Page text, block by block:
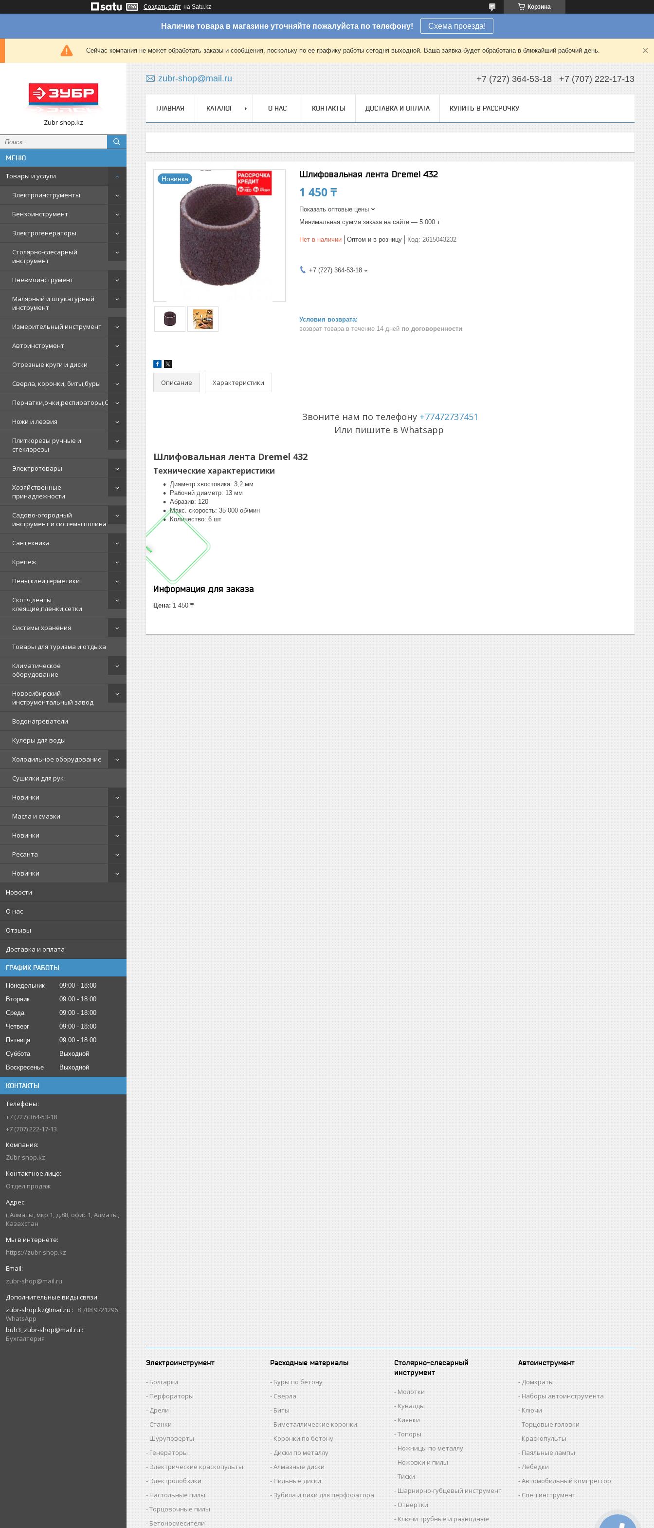
Создать сайт на Satu.kz Корзина
Наличие товара в магазине уточняйте пожалуйста по телефону! Схема проезда!
Сейчас компания не может обработать заказы и сообщения, поскольку по ее графику работы сегодня выходной. Ваша заявка будет обработана в ближайший рабочий день.
Zubr-shop.kz
Товары и услуги
Электроинструменты
Бензоинструмент
Электрогенераторы
Столярно-слесарный
инструмент
Пневмоинструмент
Малярный и штукатурный
инструмент
Измерительный инструмент
Автоинструмент
Отрезные круги и диски
Сверла, коронки, биты,буры
Перчатки,очки,респираторы,СИЗ
Ножи и лезвия
Плиткорезы ручные и
стеклорезы
Электротовары
Хозяйственные
принадлежности
Садово-огородный
инструмент и системы полива
Сантехника
Крепеж
Пены,клеи,герметики
Скотч,ленты
клеящие,пленки,сетки
Системы хранения
Товары для туризма и отдыха
Климатическое
оборудование
Новосибирский
инструментальный завод
Водонагреватели
Кулеры для воды
Холодильное оборудование
Сушилки для рук
Новинки
Масла и смазки
Новинки
Ресанта
Новинки
Новости
О нас
Отзывы
Доставка и оплата
ГРАФИК РАБОТЫ
Понедельник 09:00
18:00
Вторник
09:00
18:00
Среда
09:00
18:00
Четверг
09:00
18:00
Пятница
09:00
18:00
Суббота
Выходной
Воскресенье
Выходной
КОНТАКТЫ
+7 (727) 364-53-18
+7 (707) 222-17-13
Zubr-shop.kz
Отдел продаж
г.Алматы, мкр.1, д.88, офис 1, Алматы,
Казахстан
https://zubr-shop.kz
zubr-shop@mail.ru
zubr-shop.kz@mail.ru
8 708 9721296
WhatsApp
buh3_zubr-shop@mail.ru
Бухгалтерия
zubr-shop@mail.ru +7 (727) 364-53-18 +7 (707) 222-17-13
ГЛАВНАЯ КАТАЛОГ О НАС КОНТАКТЫ ДОСТАВКА И ОПЛАТА КУПИТЬ В РАССРОЧКУ
Новинка Шлифовальная лента Dremel 432
1 450 ₸
Показать оптовые цены
Минимальная сумма заказа на сайте — 5 000 ₸
Нет в наличии Оптом и в розницу Код: 2615043232
+7 (727) 364-53-18
возврат товара в течение 14 дней по договоренности
Описание Характеристики
Звоните нам по телефону +77472737451
Или пишите в Whatsapp
Шлифовальная лента Dremel 432
Технические характеристики
Диаметр хвостовика: 3,2 мм
Рабочий диаметр: 13 мм
Абразив: 120
Макс. скорость: 35 000 об/мин
Количество: 6 шт
Информация для заказа
Цена: 1 450 ₸
Электроинструмент
Болгарки
Перфораторы
Дрели
Станки
Шуруповерты
Генераторы
Электрические краскопульты
Электролобзики
Настольные пилы
Торцовочные пилы
Бетоносмесители
Расходные материалы
Буры по бетону
Сверла
Биты
Биметаллические коронки
Коронки по бетону
Диски по металлу
Алмазные диски
Пильные диски
Зубила и пики для перфоратора
Столярно-слесарный
инструмент
Молотки
Кувалды
Киянки
Топоры
Ножницы по металлу
Ножовки и пилы
Тиски
Шарнирно-губцевый инструмент
Отвертки
Ключи трубные и разводные
Автоинструмент
Домкраты
Наборы автоинструмента
Ключи
Торцовые головки
Краскопульты
Паяльные лампы
Лебедки
Автомобильный компрессор
Спец.инструмент